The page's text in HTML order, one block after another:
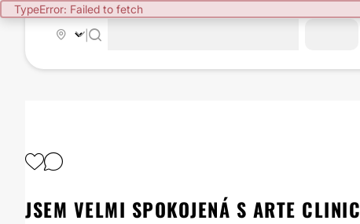
TypeError: Failed to fetch
JSEM VELMI SPOKOJENÁ S ARTE CLINIC